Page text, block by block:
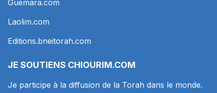
Guemara.com
Laolim.com
Editions.bneitorah.com
JE SOUTIENS CHIOURIM.COM
Je participe à la diffusion de la Torah dans le monde.